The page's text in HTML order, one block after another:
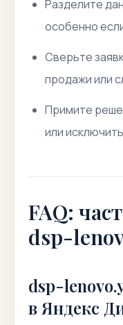
Разделите
особенно
Сверьте
продажи или
Примите
или
FAQ:
dsp-
dsp-
в Яндекс